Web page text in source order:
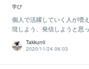
学び
個人で活躍していく人が増
現しよう、発信しようと思
Takkun0
2020/11/24 06:03